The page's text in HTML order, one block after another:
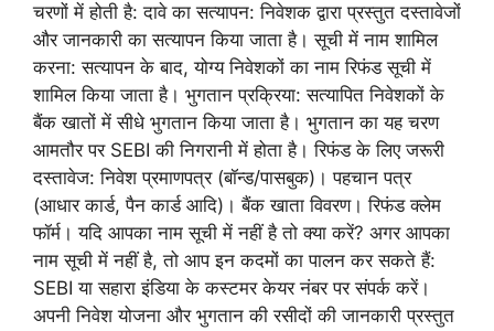
चरणों में होती है: दावे का सत्यापन: निवेशक द्वारा प्रस्तुत दस्तावेजों
और जानकारी का सत्यापन किया जाता है। सूची में नाम शामिल
करना: सत्यापन के बाद, योग्य निवेशकों का नाम रिफंड सूची में
शामिल किया जाता है। भुगतान प्रक्रिया: सत्यापित निवेशकों के
बैंक खातों में सीधे भुगतान किया जाता है। भुगतान का यह चरण
आमतौर पर SEBI की निगरानी में होता है। रिफंड के लिए जरूरी
दस्तावेज: निवेश प्रमाणपत्र (बॉन्ड/पासबुक)। पहचान पत्र
(आधार कार्ड, पैन कार्ड आदि)। बैंक खाता विवरण। रिफंड क्लेम
फॉर्म। यदि आपका नाम सूची में नहीं है तो क्या करें? अगर आपका
नाम सूची में नहीं है, तो आप इन कदमों का पालन कर सकते हैं:
SEBI या सहारा इंडिया के कस्टमर केयर नंबर पर संपर्क करें।
अपनी निवेश योजना और भुगतान की रसीदों की जानकारी प्रस्तुत